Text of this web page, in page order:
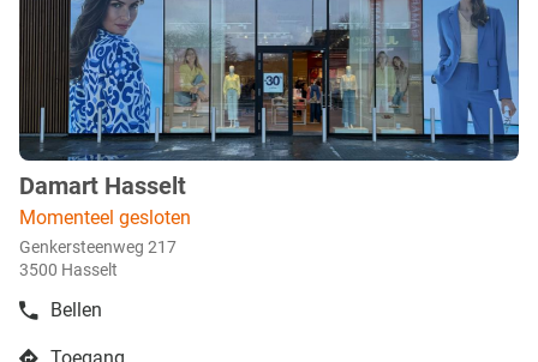
meer
boetiek
:
Damart Hasselt
Momenteel gesloten
Genkersteenweg 217
3500 Hasselt
Bellen
de